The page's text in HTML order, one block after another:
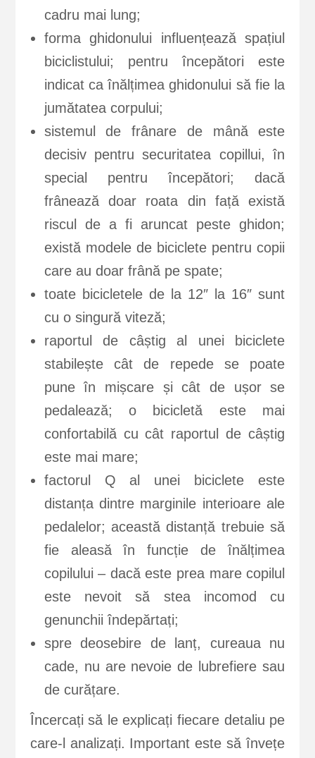
cadru mai lung;
forma ghidonului influențează spațiul
biciclistului; pentru începători este
indicat ca înălțimea ghidonului să fie la
jumătatea corpului;
sistemul de frânare de mână este
decisiv pentru securitatea copillui, în
special pentru începători; dacă
frânează doar roata din față există
riscul de a fi aruncat peste ghidon;
există modele de biciclete pentru copii
care au doar frână pe spate;
toate bicicletele de la 12″ la 16″ sunt
cu o singură viteză;
raportul de câștig al unei biciclete
stabilește cât de repede se poate
pune în mișcare și cât de ușor se
pedalează; o bicicletă este mai
confortabilă cu cât raportul de câștig
este mai mare;
factorul Q al unei biciclete este
distanța dintre marginile interioare ale
pedalelor; această distanță trebuie să
fie aleasă în funcție de înălțimea
copilului – dacă este prea mare copilul
este nevoit să stea incomod cu
genunchii îndepărtați;
spre deosebire de lanț, cureaua nu
cade, nu are nevoie de lubrefiere sau
de curățare.
Încercați să le explicați fiecare detaliu pe
care-l analizați. Important este să învețe